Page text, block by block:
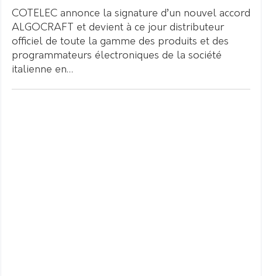
COTELEC annonce la signature d’un nouvel accord
ALGOCRAFT et devient à ce jour distributeur
officiel de toute la gamme des produits et des
programmateurs électroniques de la société
italienne en…